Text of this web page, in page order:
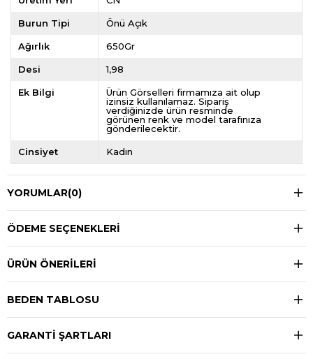
Burun Tipi Önü Açık
Ağırlık 650Gr
Desi 1,98
Ek Bilgi
Ürün Görselleri firmamıza ait olup
izinsiz kullanılamaz. Sipariş
verdiğinizde ürün resminde
görünen renk ve model tarafınıza
gönderilecektir.
Cinsiyet Kadın
YORUMLAR(0)
ÖDEME SEÇENEKLERI
ÜRÜN ÖNERILERI
BEDEN TABLOSU
GARANTİ ŞARTLARI